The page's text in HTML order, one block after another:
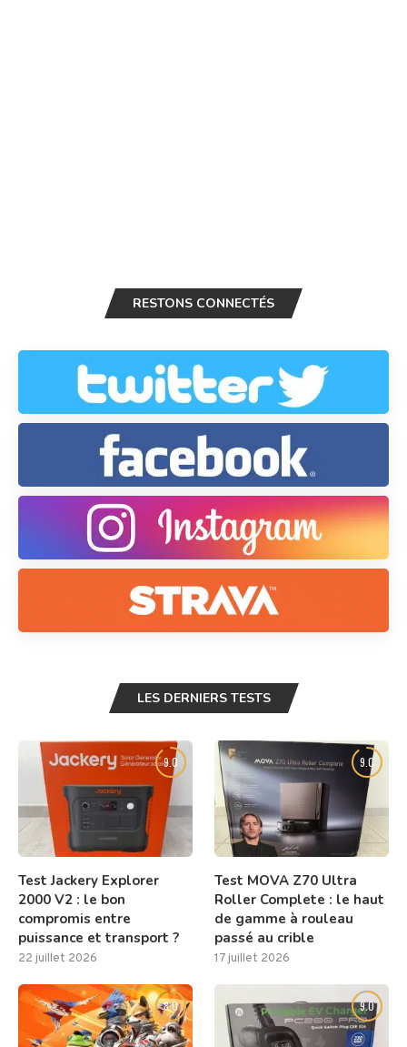
RESTONS CONNECTÉS
LES DERNIERS TESTS
9.0
Test Jackery Explorer
2000 V2 : le bon
compromis entre
puissance et transport ?
22 juillet 2026
9.0
Test MOVA Z70 Ultra
Roller Complete : le haut
de gamme à rouleau
passé au crible
17 juillet 2026
8.0 9.0